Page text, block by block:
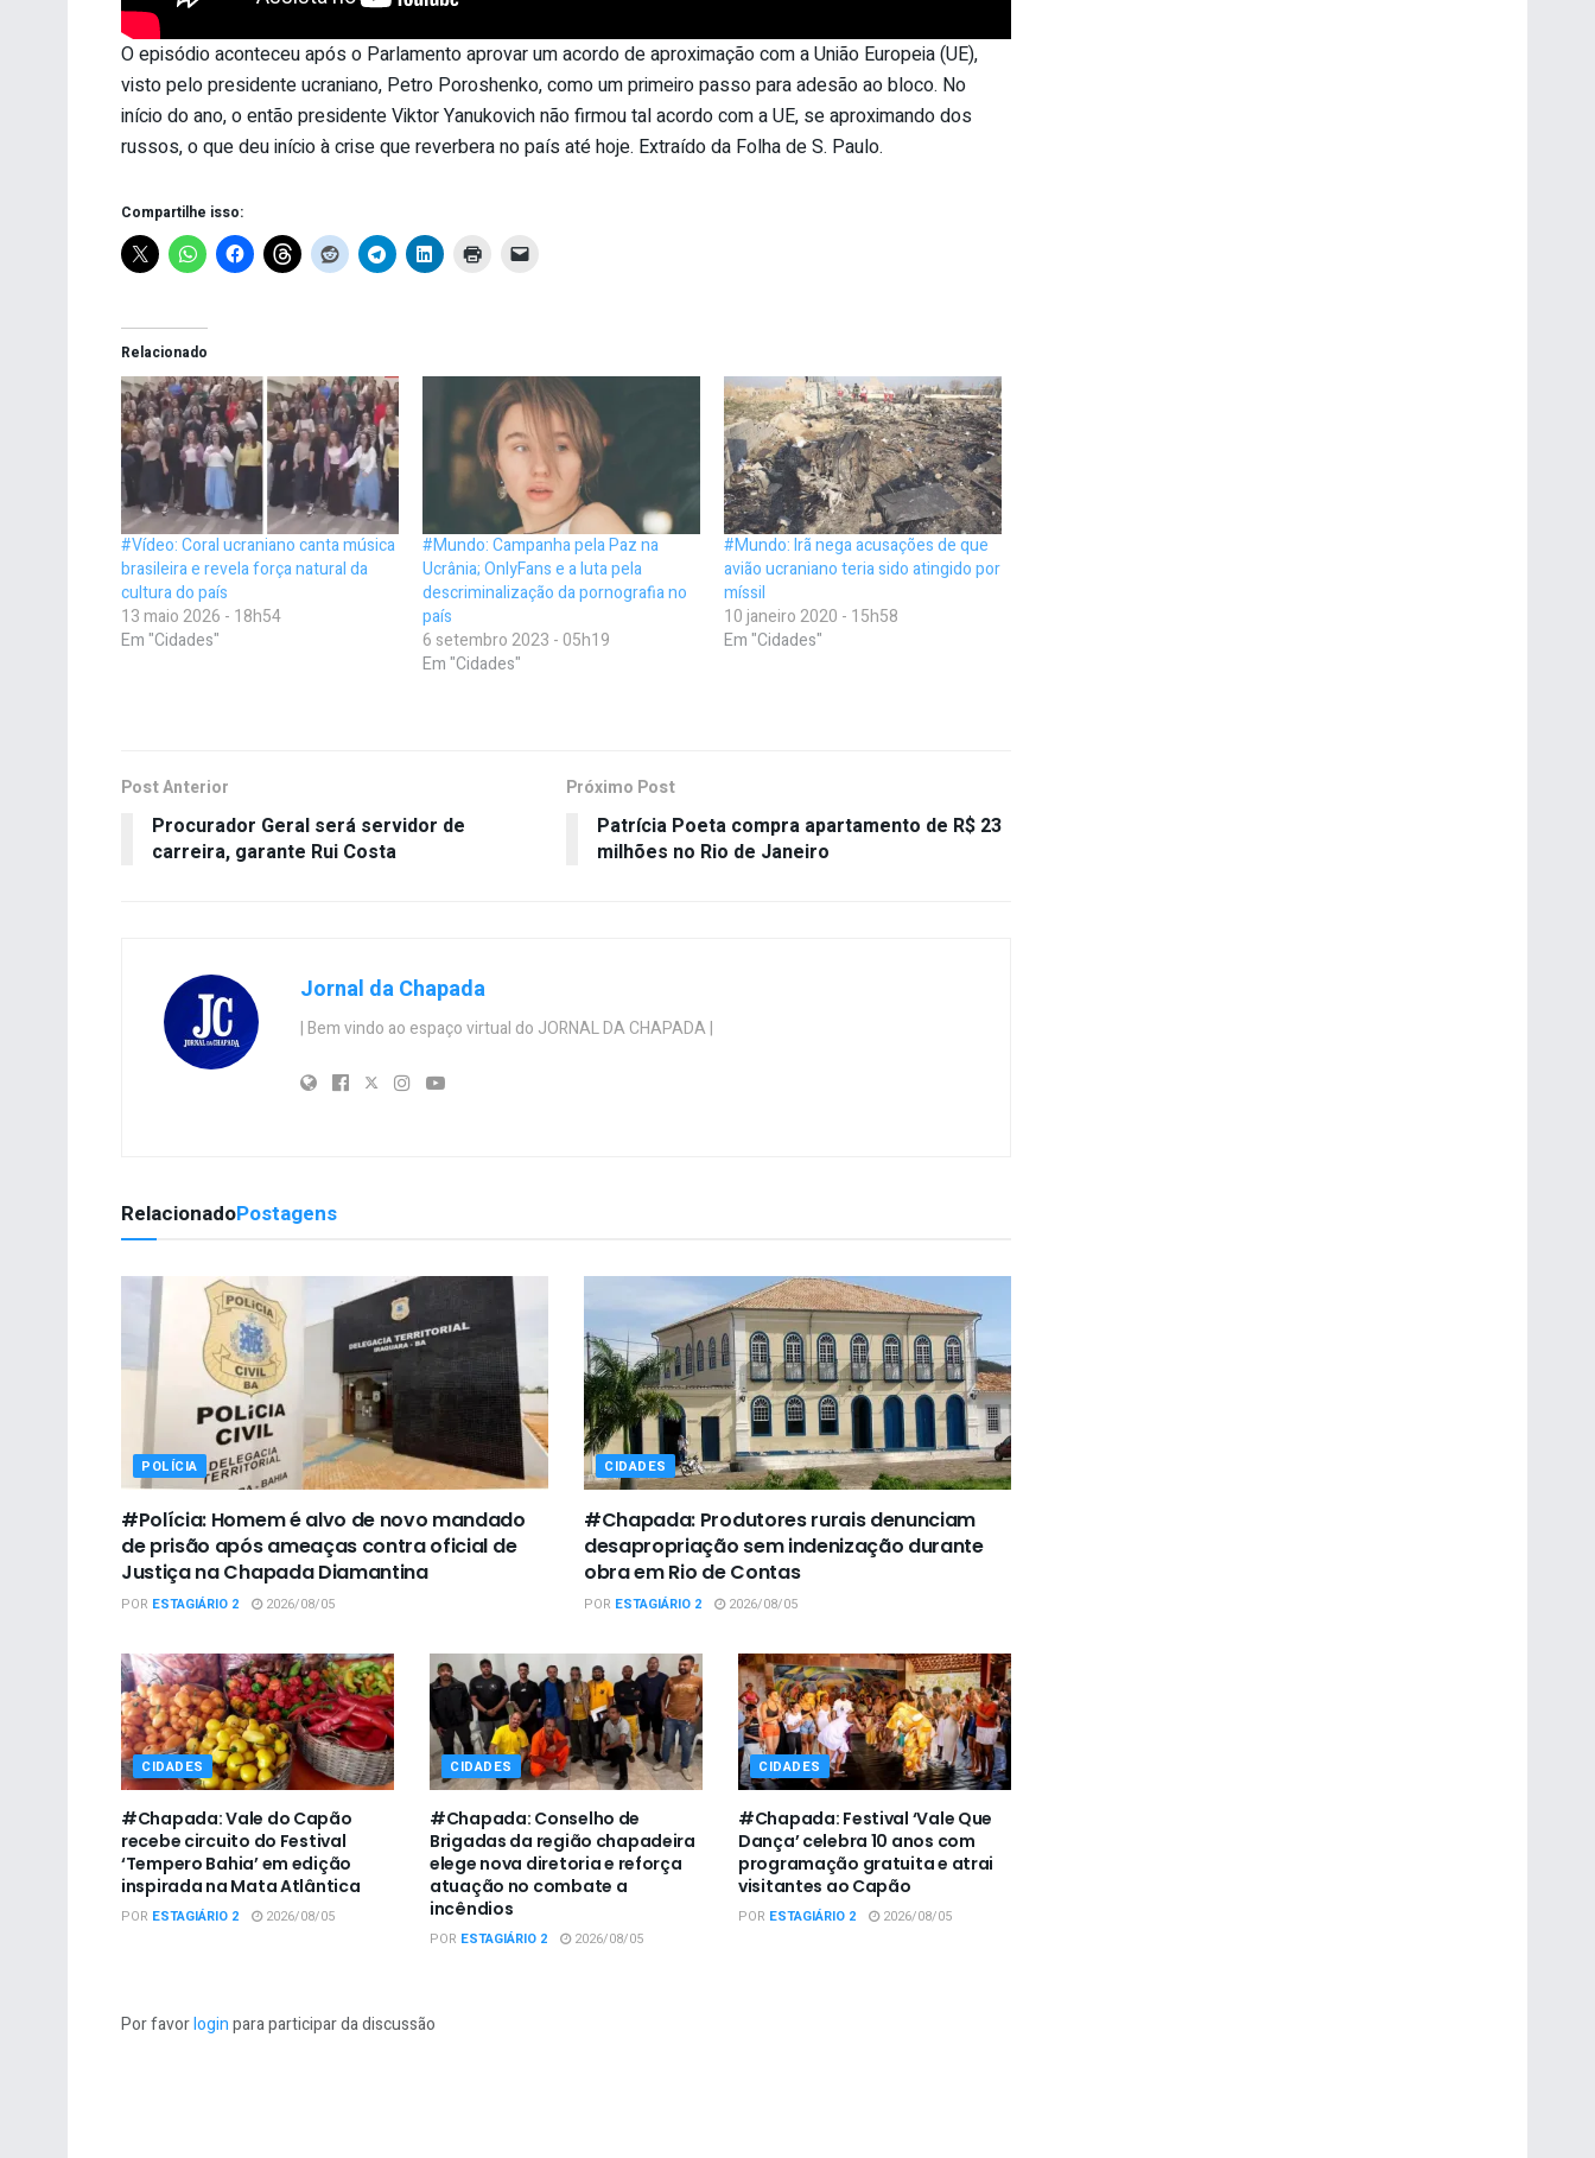
O episódio aconteceu após o Parlamento aprovar um acordo de aproximação com a União Europeia (UE),
visto pelo presidente ucraniano, Petro Poroshenko, como um primeiro passo para adesão ao bloco. No
início do ano, o então presidente Viktor Yanukovich não firmou tal acordo com a UE, se aproximando dos
russos, o que deu início à crise que reverbera no país até hoje. Extraído da Folha de S. Paulo.
Compartilhe isso:
Relacionado
#Vídeo: Coral ucraniano canta música
brasileira e revela força natural da
cultura do país
13 maio 2026 - 18h54
Em "Cidades"
#Mundo: Campanha pela Paz na
Ucrânia; OnlyFans e a luta pela
descriminalização da pornografia no
país
6 setembro 2023 - 05h19
Em "Cidades"
#Mundo: Irã nega acusações de que
avião ucraniano teria sido atingido por
míssil
10 janeiro 2020 - 15h58
Em "Cidades"
Post Anterior
Procurador Geral será servidor de
carreira, garante Rui Costa
Próximo Post
Patrícia Poeta compra apartamento de R$ 23
milhões no Rio de Janeiro
Jornal da Chapada
| Bem vindo ao espaço virtual do JORNAL DA CHAPADA |
RelacionadoPostagens
POLÍCIA
#Polícia: Homem é alvo de novo mandado
de prisão após ameaças contra oficial de
Justiça na Chapada Diamantina
POR ESTAGIÁRIO 2 2026/08/05
CIDADES
#Chapada: Produtores rurais denunciam
desapropriação sem indenização durante
obra em Rio de Contas
POR ESTAGIÁRIO 2 2026/08/05
CIDADES
#Chapada: Vale do Capão
recebe circuito do Festival
‘Tempero Bahia’ em edição
inspirada na Mata Atlântica
POR ESTAGIÁRIO 2 2026/08/05
CIDADES
#Chapada: Conselho de
Brigadas da região chapadeira
elege nova diretoria e reforça
atuação no combate a
incêndios
POR ESTAGIÁRIO 2 2026/08/05
CIDADES
#Chapada: Festival ‘Vale Que
Dança’ celebra 10 anos com
programação gratuita e atrai
visitantes ao Capão
POR ESTAGIÁRIO 2 2026/08/05
Por favorloginpara participar da discussão